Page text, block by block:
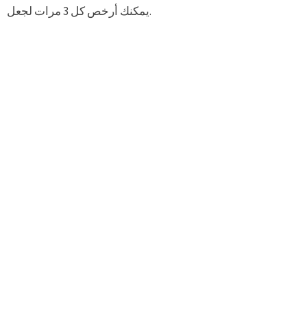
يمكنك أرخص كل 3 مرات لجعل.